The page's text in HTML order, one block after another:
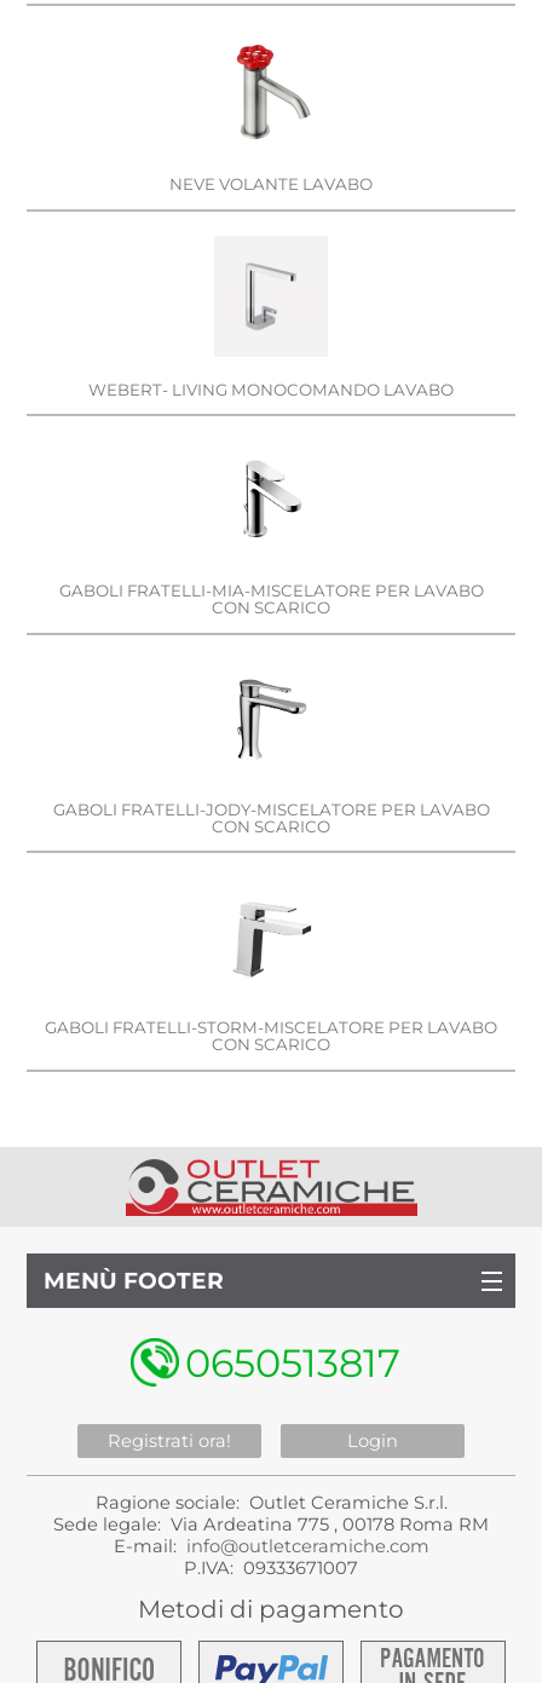
NEVE VOLANTE LAVABO
WEBERT- LIVING MONOCOMANDO LAVABO
GABOLI FRATELLI-MIA-MISCELATORE PER LAVABO
CON SCARICO
GABOLI FRATELLI-JODY-MISCELATORE PER LAVABO
CON SCARICO
GABOLI FRATELLI-STORM-MISCELATORE PER LAVABO
CON SCARICO
MENÙ FOOTER
0650513817
Registrati ora! Login
Ragione sociale: Outlet Ceramiche S.r.l.
Sede legale: Via Ardeatina 775 , 00178 Roma RM
E-mail: info@outletceramiche.com
P.IVA: 09333671007
Metodi di pagamento